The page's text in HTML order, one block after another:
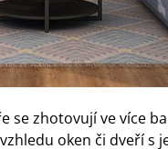
se zhotovují ve více
oken či dveří s